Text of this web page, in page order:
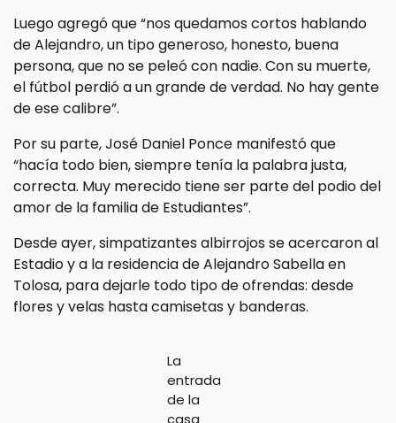
Luego agregó que “nos quedamos cortos hablando
de Alejandro, un tipo generoso, honesto, buena
persona, que no se peleó con nadie. Con su muerte,
el fútbol perdió a un grande de verdad. No hay gente
de ese calibre”.
Por su parte, José Daniel Ponce manifestó que
“hacía todo bien, siempre tenía la palabra justa,
correcta. Muy merecido tiene ser parte del podio del
amor de la familia de Estudiantes”.
Desde ayer, simpatizantes albirrojos se acercaron al
Estadio y a la residencia de Alejandro Sabella en
Tolosa, para dejarle todo tipo de ofrendas: desde
flores y velas hasta camisetas y banderas.
La
entrada
de la